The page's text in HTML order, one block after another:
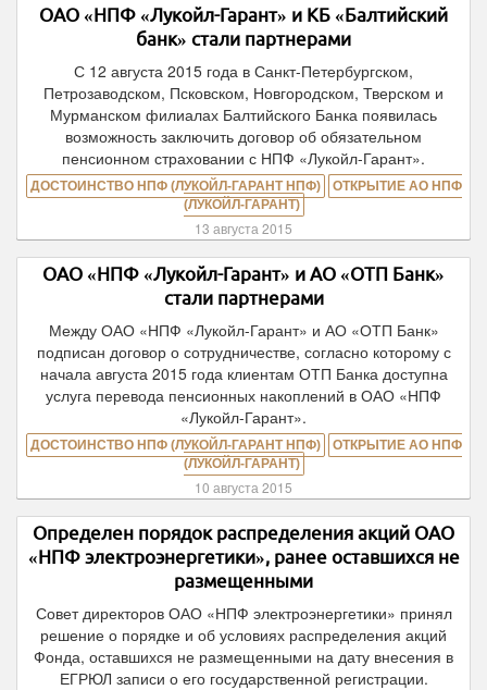
ОАО «НПФ «Лукойл-Гарант» и КБ «Балтийский
банк» стали партнерами
С 12 августа 2015 года в Санкт-Петербургском,
Петрозаводском, Псковском, Новгородском, Тверском и
Мурманском филиалах Балтийского Банка появилась
возможность заключить договор об обязательном
пенсионном страховании с НПФ «Лукойл-Гарант».
ДОСТОИНСТВО НПФ (ЛУКОЙЛ-ГАРАНТ НПФ)
ОТКРЫТИЕ АО НПФ
(ЛУКОЙЛ-ГАРАНТ)
13 августа 2015
ОАО «НПФ «Лукойл-Гарант» и АО «ОТП Банк»
стали партнерами
Между ОАО «НПФ «Лукойл-Гарант» и АО «ОТП Банк»
подписан договор о сотрудничестве, согласно которому с
начала августа 2015 года клиентам ОТП Банка доступна
услуга перевода пенсионных накоплений в ОАО «НПФ
«Лукойл-Гарант».
ДОСТОИНСТВО НПФ (ЛУКОЙЛ-ГАРАНТ НПФ)
ОТКРЫТИЕ АО НПФ
(ЛУКОЙЛ-ГАРАНТ)
10 августа 2015
Определен порядок распределения акций ОАО
«НПФ электроэнергетики», ранее оставшихся не
размещенными
Совет директоров ОАО «НПФ электроэнергетики» принял
решение о порядке и об условиях распределения акций
Фонда, оставшихся не размещенными на дату внесения в
ЕГРЮЛ записи о его государственной регистрации.